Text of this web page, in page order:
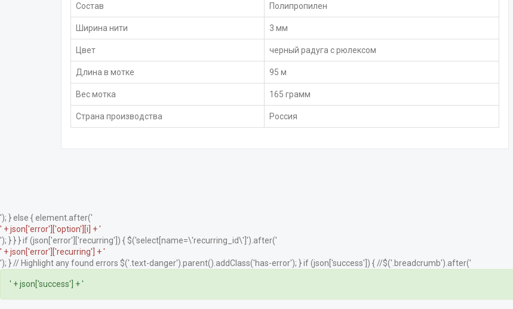
Состав Полипропилен
Ширина нити 3 мм
Цвет черный радуга с рюлексом
Длина в мотке 95 м
Вес мотка 165 грамм
Страна производства Россия
'); } else { element.after('
' + json['error']['option'][i] + '
'); } } } if (json['error']['recurring']) { $('select[name=\'recurring_id\']').after('
' + json['error']['recurring'] + '
'); } // Highlight any found errors $('.text-danger').parent().addClass('has-error'); } if (json['success']) { //$('.breadcrumb').after('
' + json['success'] + '